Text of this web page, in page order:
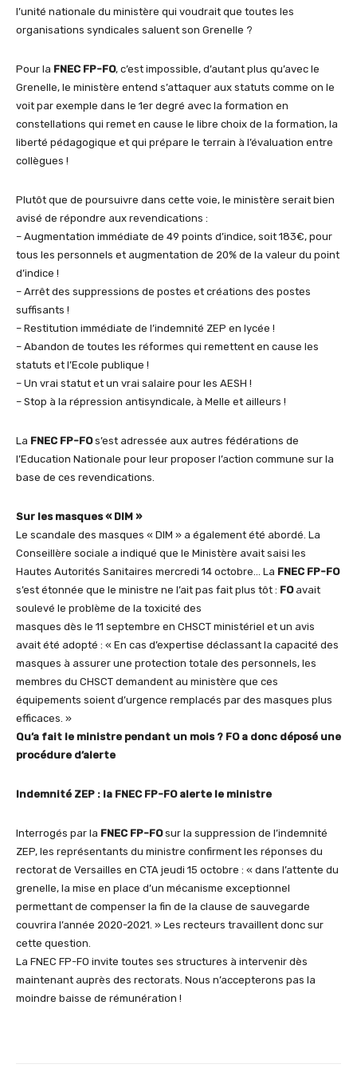
l’unité nationale du ministère qui voudrait que toutes les
organisations syndicales saluent son Grenelle ?
Pour la FNEC FP-FO, c’est impossible, d’autant plus qu’avec le
Grenelle, le ministère entend s’attaquer aux statuts comme on le
voit par exemple dans le 1er degré avec la formation en
constellations qui remet en cause le libre choix de la formation, la
liberté pédagogique et qui prépare le terrain à l’évaluation entre
collègues !
Plutôt que de poursuivre dans cette voie, le ministère serait bien
avisé de répondre aux revendications :
– Augmentation immédiate de 49 points d’indice, soit 183€, pour
tous les personnels et augmentation de 20% de la valeur du point
d’indice !
– Arrêt des suppressions de postes et créations des postes
suffisants !
– Restitution immédiate de l’indemnité ZEP en lycée !
– Abandon de toutes les réformes qui remettent en cause les
statuts et l’Ecole publique !
– Un vrai statut et un vrai salaire pour les AESH !
– Stop à la répression antisyndicale, à Melle et ailleurs !
La FNEC FP-FOs’est adressée aux autres fédérations de
l’Education Nationale pour leur proposer l’action commune sur la
base de ces revendications.
Sur les masques « DIM »
Le scandale des masques « DIM » a également été abordé. La
Conseillère sociale a indiqué que le Ministère avait saisi les
Hautes Autorités Sanitaires mercredi 14 octobre… La FNEC FP-FO
s’est étonnée que le ministre ne l’ait pas fait plus tôt : FOavait
soulevé le problème de la toxicité des
masques dès le 11 septembre en CHSCT ministériel et un avis
avait été adopté : « En cas d’expertise déclassant la capacité des
masques à assurer une protection totale des personnels, les
membres du CHSCT demandent au ministère que ces
équipements soient d’urgence remplacés par des masques plus
efficaces. »
Qu’a fait le ministre pendant un mois ? FO a donc déposé une
procédure d’alerte
Indemnité ZEP : la FNEC FP-FO alerte le ministre
Interrogés par la FNEC FP-FOsur la suppression de l’indemnité
ZEP, les représentants du ministre confirment les réponses du
rectorat de Versailles en CTA jeudi 15 octobre : « dans l’attente du
grenelle, la mise en place d’un mécanisme exceptionnel
permettant de compenser la fin de la clause de sauvegarde
couvrira l’année 2020-2021. » Les recteurs travaillent donc sur
cette question.
La FNEC FP-FO invite toutes ses structures à intervenir dès
maintenant auprès des rectorats. Nous n’accepterons pas la
moindre baisse de rémunération !